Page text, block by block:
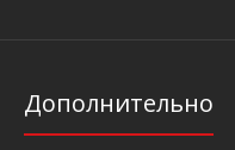
Дополнительно